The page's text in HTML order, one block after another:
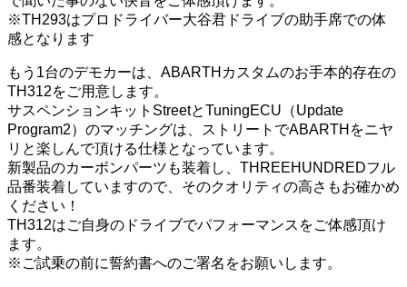
※TH293はプロドライバー大谷君ドライブの助手席での体
感となります
もう1台のデモカーは、ABARTHカスタムのお手本的存在の
TH312をご用意します。
サスペンションキットStreetとTuningECU（Update
Program2）のマッチングは、ストリートでABARTHをニヤ
リと楽しんで頂ける仕様となっています。
新製品のカーボンパーツも装着し、THREEHUNDREDフル
品番装着していますので、そのクオリティの高さもお確かめ
ください！
TH312はご自身のドライブでパフォーマンスをご体感頂け
ます。
※ご試乗の前に誓約書へのご署名をお願いします。